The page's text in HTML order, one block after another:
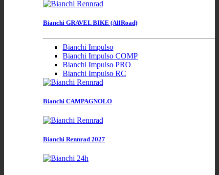
Bianchi GRAVEL BIKE (AllRoad)
Bianchi Impulso
Bianchi Impulso COMP
Bianchi Impulso PRO
Bianchi Impulso RC
Bianchi CAMPAGNOLO
Bianchi Rennrad 2027